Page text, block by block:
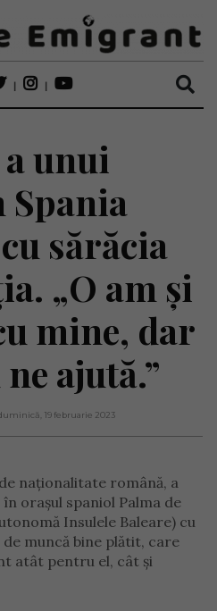
unui
sărăcia
„O am și
mine, dar
ajută.”
19 februarie 2023
naționalitate română, a
orașul spaniol Palma de
Insulele Baleare) cu
muncă bine plătit, care
atât pentru el, cât și